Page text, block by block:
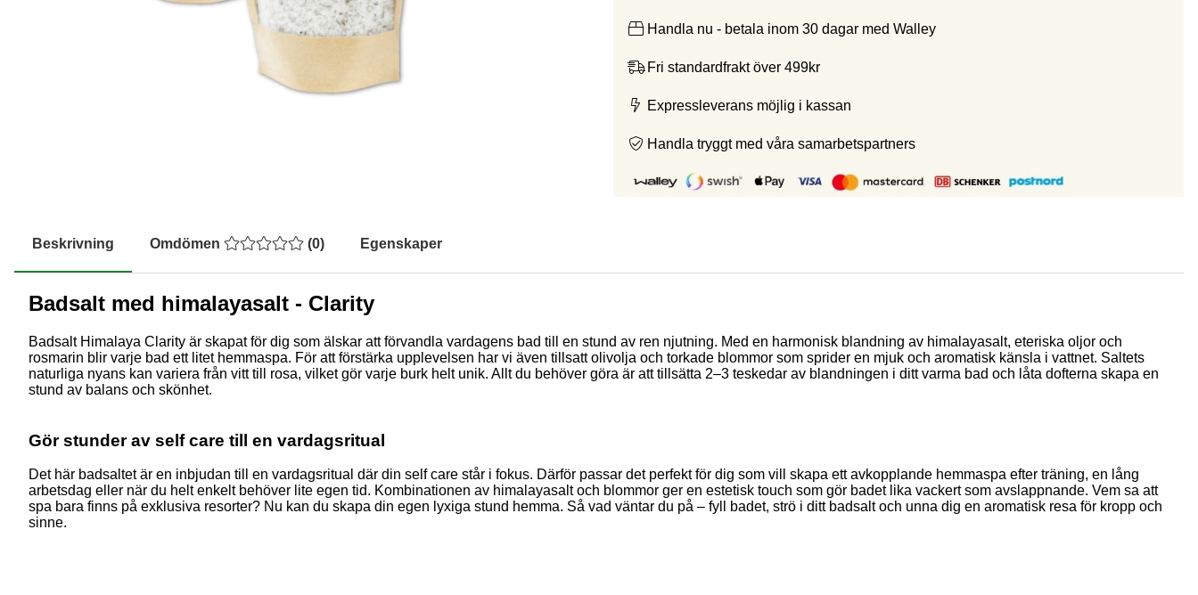
Handla nu - betala inom 30 dagar med Walley
Fri standardfrakt över 499kr
Expressleverans möjlig i kassan
Handla tryggt med våra samarbetspartners
Beskrivning Omdömen (0) Egenskaper
Badsalt med himalayasalt - Clarity
Badsalt Himalaya Clarity är skapat för dig som älskar att förvandla vardagens bad till en stund av ren njutning. Med en harmonisk blandning av himalayasalt, eteriska oljor och
rosmarin blir varje bad ett litet hemmaspa. För att förstärka upplevelsen har vi även tillsatt olivolja och torkade blommor som sprider en mjuk och aromatisk känsla i vattnet. Saltets
naturliga nyans kan variera från vitt till rosa, vilket gör varje burk helt unik. Allt du behöver göra är att tillsätta 2–3 teskedar av blandningen i ditt varma bad och låta dofterna skapa en
stund av balans och skönhet.
Gör stunder av self care till en vardagsritual
Det här badsaltet är en inbjudan till en vardagsritual där din self care står i fokus. Därför passar det perfekt för dig som vill skapa ett avkopplande hemmaspa efter träning, en lång
arbetsdag eller när du helt enkelt behöver lite egen tid. Kombinationen av himalayasalt och blommor ger en estetisk touch som gör badet lika vackert som avslappnande. Vem sa att
spa bara finns på exklusiva resorter? Nu kan du skapa din egen lyxiga stund hemma. Så vad väntar du på – fyll badet, strö i ditt badsalt och unna dig en aromatisk resa för kropp och
sinne.